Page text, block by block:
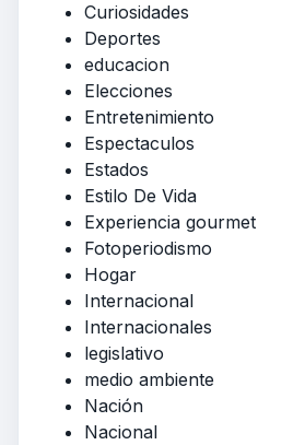
Curiosidades
Deportes
educacion
Elecciones
Entretenimiento
Espectaculos
Estados
Estilo De Vida
Experiencia gourmet
Fotoperiodismo
Hogar
Internacional
Internacionales
legislativo
medio ambiente
Nación
Nacional